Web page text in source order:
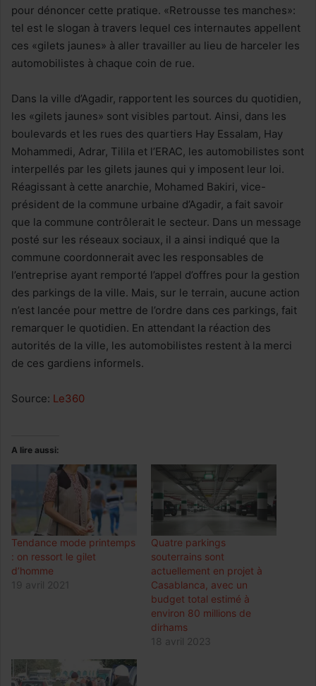
pour dénoncer cette pratique. «Retrousse tes manches»:
tel est le slogan à travers lequel ces internautes appellent
ces «gilets jaunes» à aller travailler au lieu de harceler les
automobilistes à chaque coin de rue.
Dans la ville d’Agadir, rapportent les sources du quotidien,
les «gilets jaunes» sont visibles partout. Ainsi, dans les
boulevards et les rues des quartiers Hay Essalam, Hay
Mohammedi, Adrar, Tilila et l’ERAC, les automobilistes sont
interpellés par les gilets jaunes qui y imposent leur loi.
Réagissant à cette anarchie, Mohamed Bakiri, vice-
président de la commune urbaine d’Agadir, a fait savoir
que la commune contrôlerait le secteur. Dans un message
posté sur les réseaux sociaux, il a ainsi indiqué que la
commune coordonnerait avec les responsables de
l’entreprise ayant remporté l’appel d’offres pour la gestion
des parkings de la ville. Mais, sur le terrain, aucune action
n’est lancée pour mettre de l’ordre dans ces parkings, fait
remarquer le quotidien. En attendant la réaction des
autorités de la ville, les automobilistes restent à la merci
de ces gardiens informels.
Source: Le360
A lire aussi:
Tendance mode printemps
: on ressort le gilet
d’homme
19 avril 2021
Quatre parkings
souterrains sont
actuellement en projet à
Casablanca, avec un
budget total estimé à
environ 80 millions de
dirhams
18 avril 2023